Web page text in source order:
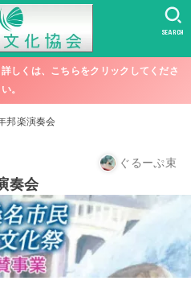
SEARCH
しくは、こちらをクリックしてくださ
い。
邦楽演奏会
ぐるーぷ束
奏会